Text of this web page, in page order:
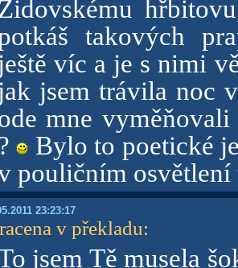
takových
víc a je s nimi
jsem trávila noc
mne
Bylo to poetické
pouličním osvětlení
23:23:17
v překladu:
jsem Tě musela